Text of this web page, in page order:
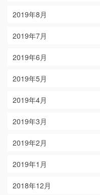
2019年8月
2019年7月
2019年6月
2019年5月
2019年4月
2019年3月
2019年2月
2019年1月
2018年12月